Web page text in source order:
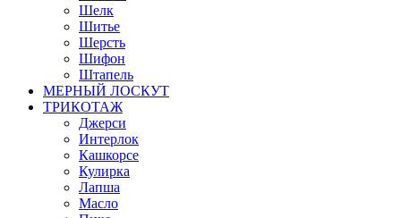
Шелк
Шитье
Шерсть
Шифон
Штапель
МЕРНЫЙ ЛОСКУТ
ТРИКОТАЖ
Джерси
Интерлок
Кашкорсе
Кулирка
Лапша
Масло